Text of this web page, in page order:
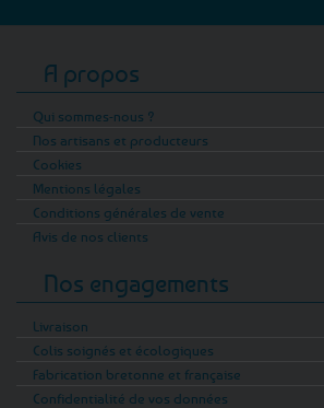
A propos
Qui sommes-nous ?
Nos artisans et producteurs
Cookies
Mentions légales
Conditions générales de vente
Avis de nos clients
Nos engagements
Livraison
Colis soignés et écologiques
Fabrication bretonne et française
Confidentialité de vos données